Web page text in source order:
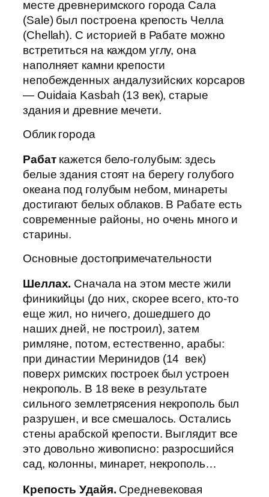
месте древнеримского города Сала
(Sale) был построена крепость Челла
(Chellah). С историей в Рабате можно
встретиться на каждом углу, она
наполняет камни крепости
непобежденных андалузийских корсаров
— Ouidaia Kasbah (13 век), старые
здания и древние мечети.
Облик города
Рабат кажется бело-голубым: здесь
белые здания стоят на берегу голубого
океана под голубым небом, минареты
достигают белых облаков. В Рабате есть
современные районы, но очень много и
старины.
Основные достопримечательности
Шеллах. Сначала на этом месте жили
финикийцы (до них, скорее всего, кто-то
еще жил, но ничего, дошедшего до
наших дней, не построил), затем
римляне, потом, естественно, арабы:
при династии Меринидов (14 век)
поверх римских построек был устроен
некрополь. В 18 веке в результате
сильного землетрясения некрополь был
разрушен, и все смешалось. Остались
стены арабской крепости. Выглядит все
это довольно живописно: разросшийся
сад, колонны, минарет, некрополь…
Крепость Удайя. Средневековая